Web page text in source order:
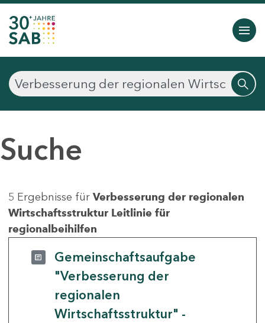
Suche
5 Ergebnisse für Verbesserung der regionalen
Wirtschaftsstruktur Leitlinie für
regionalbeihilfen
Gemeinschaftsaufgabe
"Verbesserung der
regionalen
Wirtschaftsstruktur" -